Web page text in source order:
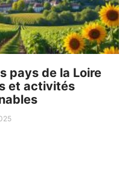
pays de la Loire
et activités